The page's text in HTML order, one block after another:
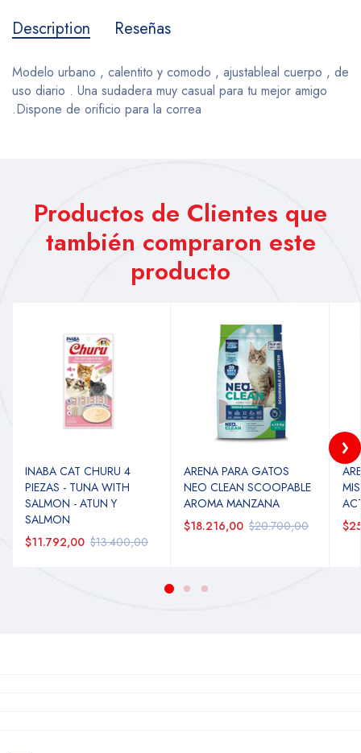
Description Reseñas
Modelo urbano , calentito y comodo , ajustableal cuerpo , de
uso diario . Una sudadera muy casual para tu mejor amigo
.Dispone de orificio para la correa
Productos de Clientes que
también compraron este
producto
INABA CAT CHURU 4
PIEZAS - TUNA WITH
SALMON - ATUN Y
SALMON
$11.792,00 $13.400,00
ARENA PARA GATOS
NEO CLEAN SCOOPABLE
AROMA MANZANA
$18.216,00 $20.700,00